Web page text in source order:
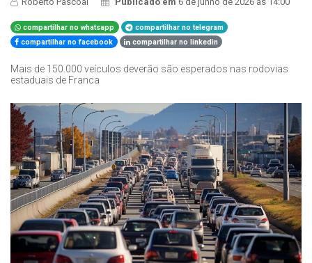
compartilhar no whatsapp
compartilhar no telegram
compartilhar no facebook
compartilhar no linkedin
Mais de 150.000 veículos deverão são esperados nas rodovias
estaduais de Franca